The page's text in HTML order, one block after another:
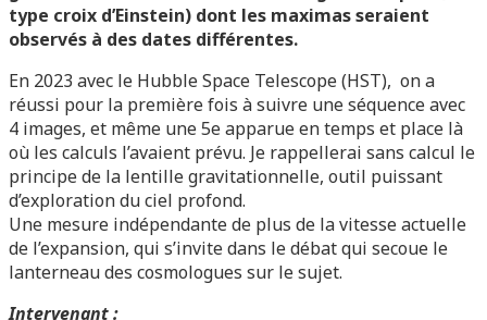
type croix d’Einstein) dont les maximas seraient
observés à des dates différentes.
En 2023 avec le Hubble Space Telescope (HST), on a
réussi pour la première fois à suivre une séquence avec
4 images, et même une 5e apparue en temps et place là
où les calculs l’avaient prévu. Je rappellerai sans calcul le
principe de la lentille gravitationnelle, outil puissant
d’exploration du ciel profond.
Une mesure indépendante de plus de la vitesse actuelle
de l’expansion, qui s’invite dans le débat qui secoue le
lanterneau des cosmologues sur le sujet.
Intervenant :